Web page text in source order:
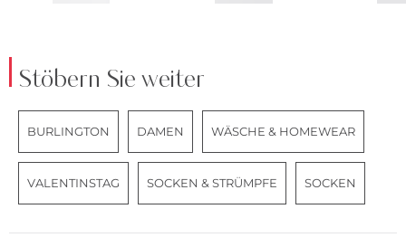
Stöbern Sie weiter
BURLINGTON DAMEN WÄSCHE & HOMEWEAR
VALENTINSTAG SOCKEN & STRÜMPFE SOCKEN